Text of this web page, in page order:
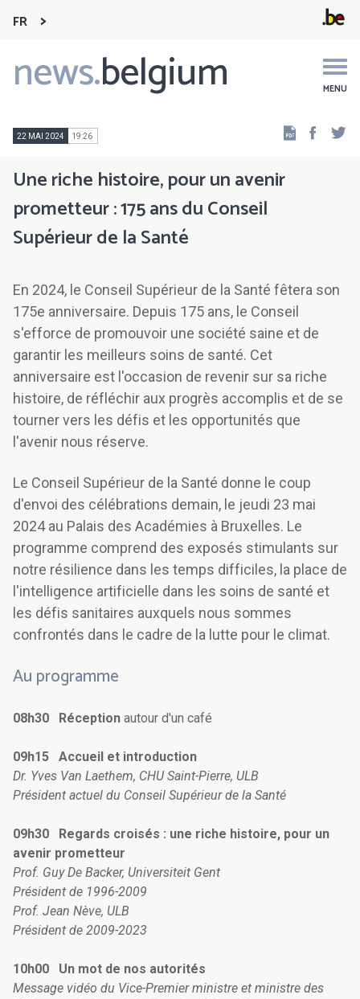
FR
news.belgium MENU
Main
navigation
22 MAI 2024 19:26
Une riche histoire, pour un avenir
prometteur : 175 ans du Conseil
Supérieur de la Santé
En 2024, le Conseil Supérieur de la Santé fêtera son
175e anniversaire. Depuis 175 ans, le Conseil
s'efforce de promouvoir une société saine et de
garantir les meilleurs soins de santé. Cet
anniversaire est l'occasion de revenir sur sa riche
histoire, de réfléchir aux progrès accomplis et de se
tourner vers les défis et les opportunités que
l'avenir nous réserve.
Le Conseil Supérieur de la Santé donne le coup
d'envoi des célébrations demain, le jeudi 23 mai
2024 au Palais des Académies à Bruxelles. Le
programme comprend des exposés stimulants sur
notre résilience dans les temps difficiles, la place de
l'intelligence artificielle dans les soins de santé et
les défis sanitaires auxquels nous sommes
confrontés dans le cadre de la lutte pour le climat.
Au programme
08h30 Réception autour d'un café
09h15 Accueil et introduction
Dr. Yves Van Laethem, CHU Saint-Pierre, ULB
Président actuel du Conseil Supérieur de la Santé
09h30 Regards croisés : une riche histoire, pour un
avenir prometteur
Prof. Guy De Backer, Universiteit Gent
Président de 1996-2009
Prof. Jean Nève, ULB
Président de 2009-2023
10h00 Un mot de nos autorités
Message vidéo du Vice-Premier ministre et ministre des